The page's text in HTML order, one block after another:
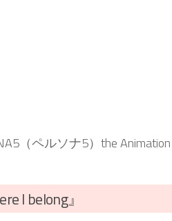
（ペルソナ5）the
I belong』